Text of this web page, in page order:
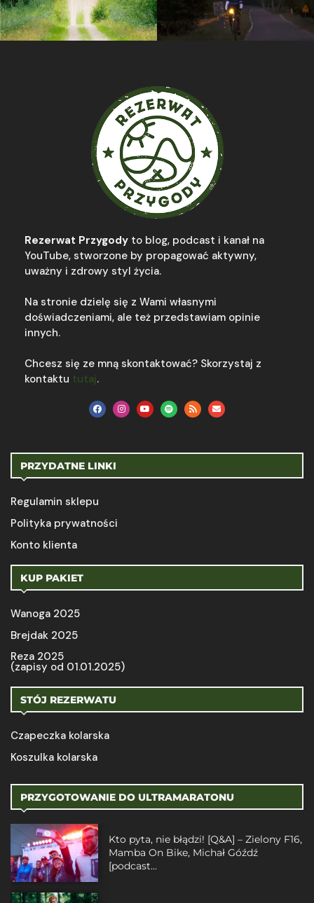
Rezerwat Przygody to blog, podcast i kanał na
YouTube, stworzone by propagować aktywny,
uważny i zdrowy styl życia.
Na stronie dzielę się z Wami własnymi
doświadczeniami, ale też przedstawiam opinie
innych.
Chcesz się ze mną skontaktować? Skorzystaj z
kontaktu tutaj.
PRZYDATNE LINKI
Regulamin sklepu
Polityka prywatności
Konto klienta
KUP PAKIET
Wanoga 2025
Brejdak 2025
Reza 2025
(zapisy od 01.01.2025)
STÓJ REZERWATU
Czapeczka kolarska
Koszulka kolarska
PRZYGOTOWANIE DO ULTRAMARATONU
Kto pyta, nie błądzi! [Q&A] – Zielony F16,
Mamba On Bike, Michał Góźdź
[podcast...